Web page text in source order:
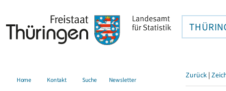
Home Kontakt Suche Newsletter Zurück |